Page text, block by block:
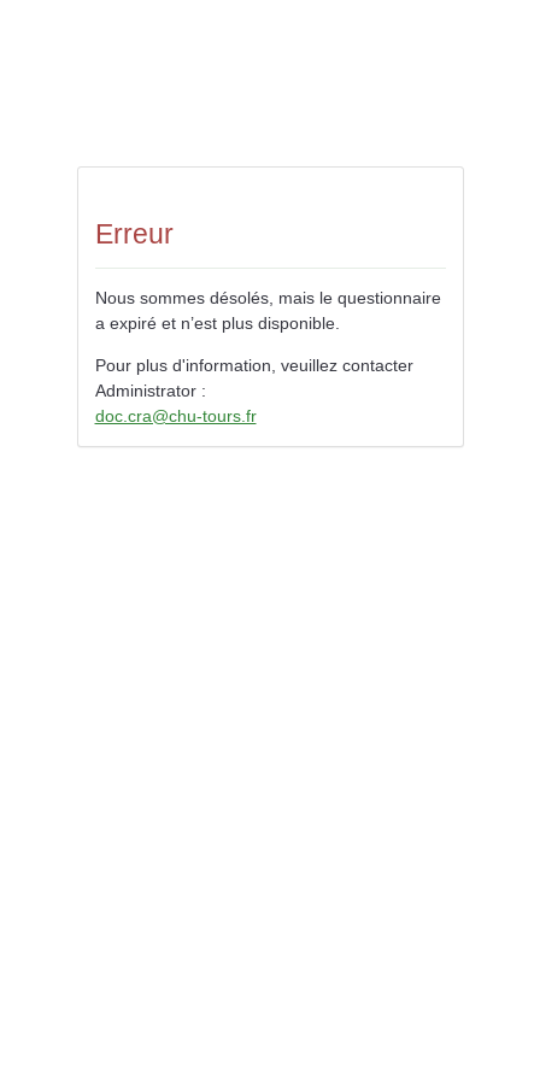
Erreur
Nous sommes désolés, mais le questionnaire
a expiré et n’est plus disponible.
Pour plus d'information, veuillez contacter
Administrator :
doc.cra@chu-tours.fr